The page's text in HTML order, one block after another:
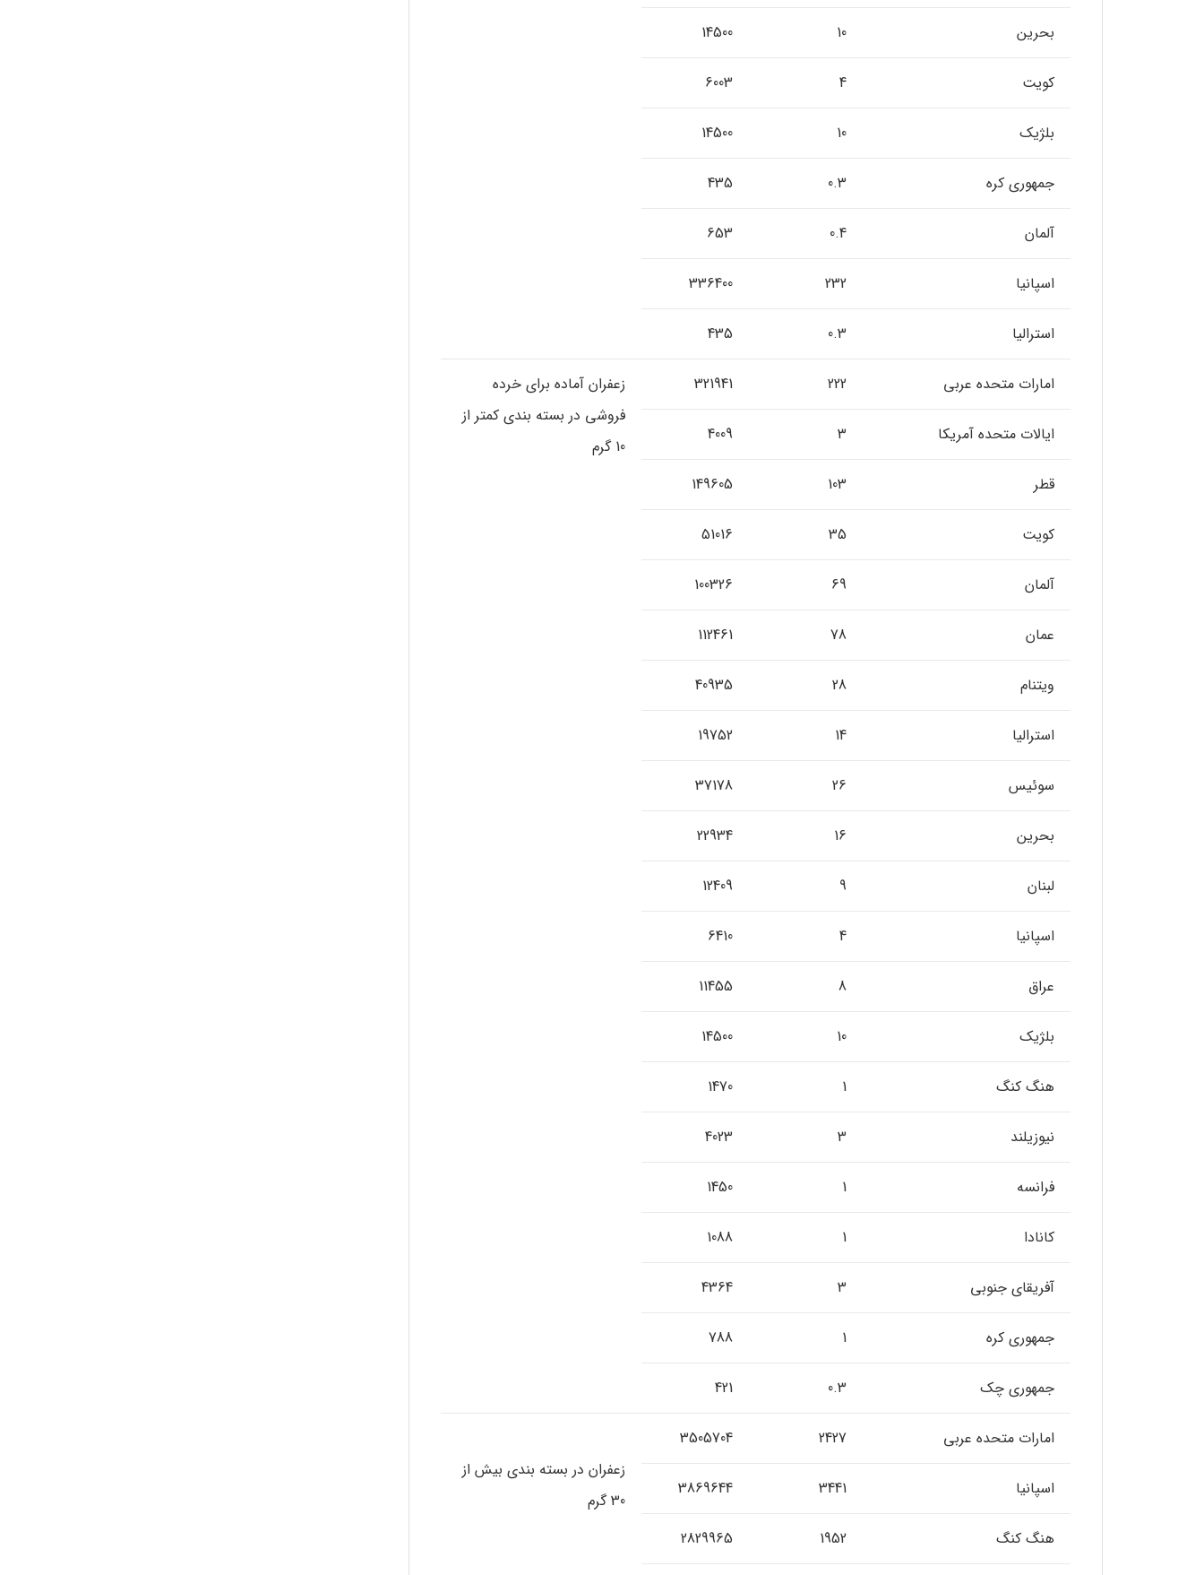
بحرین 10
14500
کویت 4
6003
بلژیک 10
14500
جمهوری کره 0.3
435
آلمان 0.4
653
اسپانیا 232
336400
استرالیا 0.3
435
امارات متحده عربی 222
321941
زعفران آماده برای خرده
فروشی در بسته بندی کمتر از
10 گرم
ایالات متحده آمریکا 3
4009
قطر 103
149605
کویت 35
51016
آلمان 69
100326
عمان 78
112461
ویتنام 28
40935
استرالیا 14
19752
سوئیس 26
37178
بحرین 16
22934
لبنان 9
12409
اسپانیا 4
6410
عراق 8
11455
بلژیک 10
14500
هنگ کنگ 1
1470
نیوزیلند 3
4023
فرانسه 1
1450
کانادا 1
1088
آفریقای جنوبی 3
4364
جمهوری کره 1
788
جمهوری چک 0.3
421
امارات متحده عربی 2427
3505704
زعفران در بسته بندی بیش از
30 گرم
اسپانیا 3441
3869644
هنگ کنگ 1952
2829965